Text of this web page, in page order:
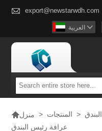
 export@newstarwdh.com
العربية 
منزل > المنتجات > البندق
عرافة رئيس البندق